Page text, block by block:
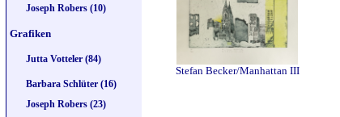
Joseph Robers (10)
Grafiken
Jutta Votteler (84)
Barbara Schlüter (16)
Joseph Robers (23)
Stefan Becker/Manhattan III